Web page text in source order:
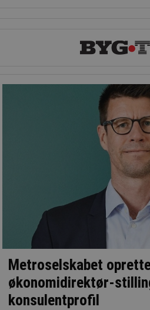
Metroselskabet
økonomidirektør-
konsulentprofil